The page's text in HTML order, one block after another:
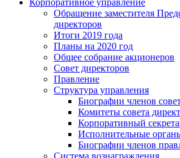
Корпоративное управление
Обращение заместителя
директоров
Итоги 2019 года
Планы на 2020 год
Общее собрание акционеров
Совет директоров
Правление
Структура управления
Биографии членов
Комитеты совета
Корпоративный
Исполнительные
Биографии членов
Система вознаграждения